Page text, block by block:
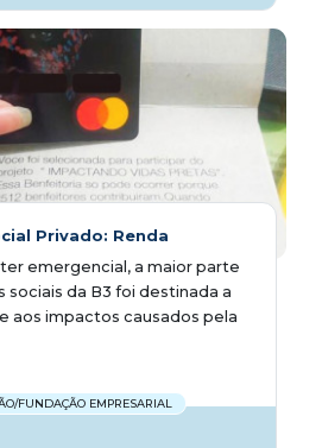
Privado: Renda
emergencial, a maior parte
da B3 foi destinada a
aos impactos causados pela
FUNDAÇÃO EMPRESARIAL